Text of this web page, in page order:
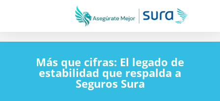
Más que cifras: El legado de
estabilidad que respalda a
Seguros Sura